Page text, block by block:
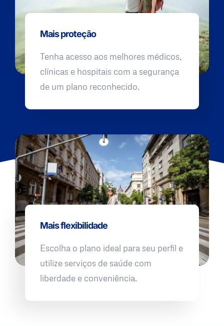
Mais proteção
Tenha acesso aos melhores médicos,
clínicas e hospitais com a segurança
de um plano reconhecido.
Mais flexibilidade
Escolha o plano ideal para seu perfil e
utilize serviços de saúde com
liberdade e conveniência.